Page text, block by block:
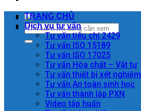
TRANG CHỦ
Dịch vụ tư vấn
Tư vấn tiêu chí 2429
Tư vấn ISO 15189
Tư vấn ISO 17025
Tư vấn Hóa chất – Vật tư
Tư vấn thiết bị xét nghiệm
Tư vấn An toàn sinh học
Tư vấn thành lập PXN
Video tập huấn